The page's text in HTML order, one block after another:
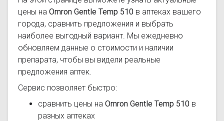
цены на Omron Gentle Temp 510 в аптеках вашего
города, сравнить предложения и выбрать
наиболее выгодный вариант. Мы ежедневно
обновляем данные о стоимости и наличии
препарата, чтобы вы видели реальные
предложения аптек.
Сервис позволяет быстро:
сравнить цены на Omron Gentle Temp 510 в
разных аптеках